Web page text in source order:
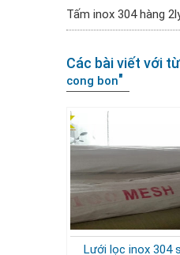
Tấm inox 304 hàng
Các bài viết với
cong bon"
Lưới lọc inox 304